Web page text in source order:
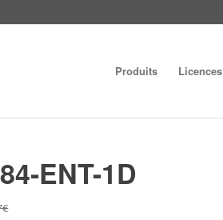
Produits Licences
ENT-1D
€